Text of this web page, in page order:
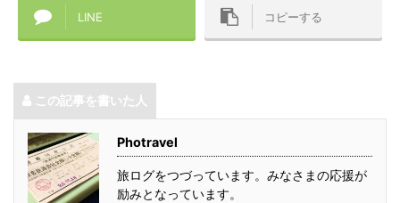
LINE コピーする
この記事を書いた人
Photravel
旅ログをつづっています。みなさまの応援が
励みとなっています。